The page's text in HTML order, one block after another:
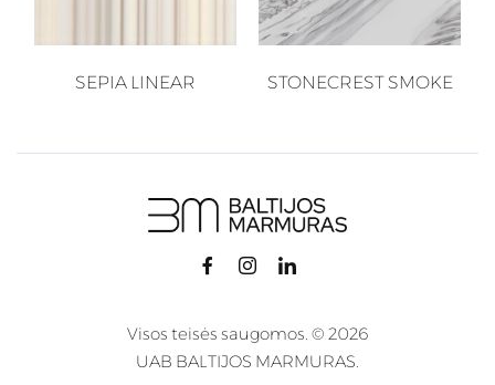
SEPIA LINEAR STONECREST SMOKE
Visos teisės saugomos. © 2026
UAB BALTIJOS MARMURAS.